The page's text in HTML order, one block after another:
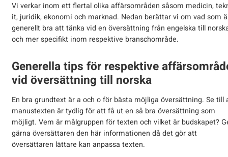
Vi verkar inom ett flertal olika affärsområden såsom medicin,
it, juridik, ekonomi och marknad. Nedan berättar vi om vad som
generellt bra att tänka vid en översättning från engelska till
och mer specifikt inom respektive branschområde.
Generella tips för respektive
vid översättning till norska
En bra grundtext är a och o för bästa möjliga översättning. Se till
manustexten är tydlig för att få ut en så bra översättning som
möjligt. Vem är målgruppen för texten och vilket är budskapet?
gärna översättaren den här informationen då det gör att
översättaren lättare kan anpassa texten.